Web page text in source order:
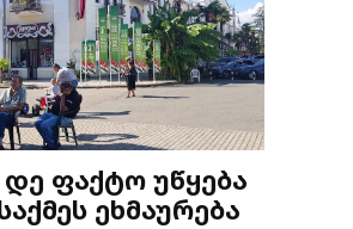
ფაქტო უწყება
ეხმაურება